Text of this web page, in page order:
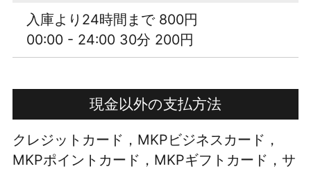
入庫より24時間まで 800円
00:00 - 24:00 30分 200円
現金以外の支払方法
クレジットカード，MKPビジネスカード，
MKPポイントカード，MKPギフトカード，サ